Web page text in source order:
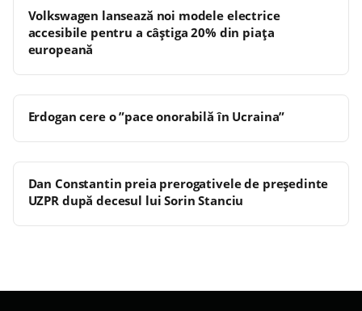
Volkswagen lansează noi modele electrice
accesibile pentru a câștiga 20% din piața
europeană
Erdogan cere o ”pace onorabilă în Ucraina”
Dan Constantin preia prerogativele de președinte
UZPR după decesul lui Sorin Stanciu